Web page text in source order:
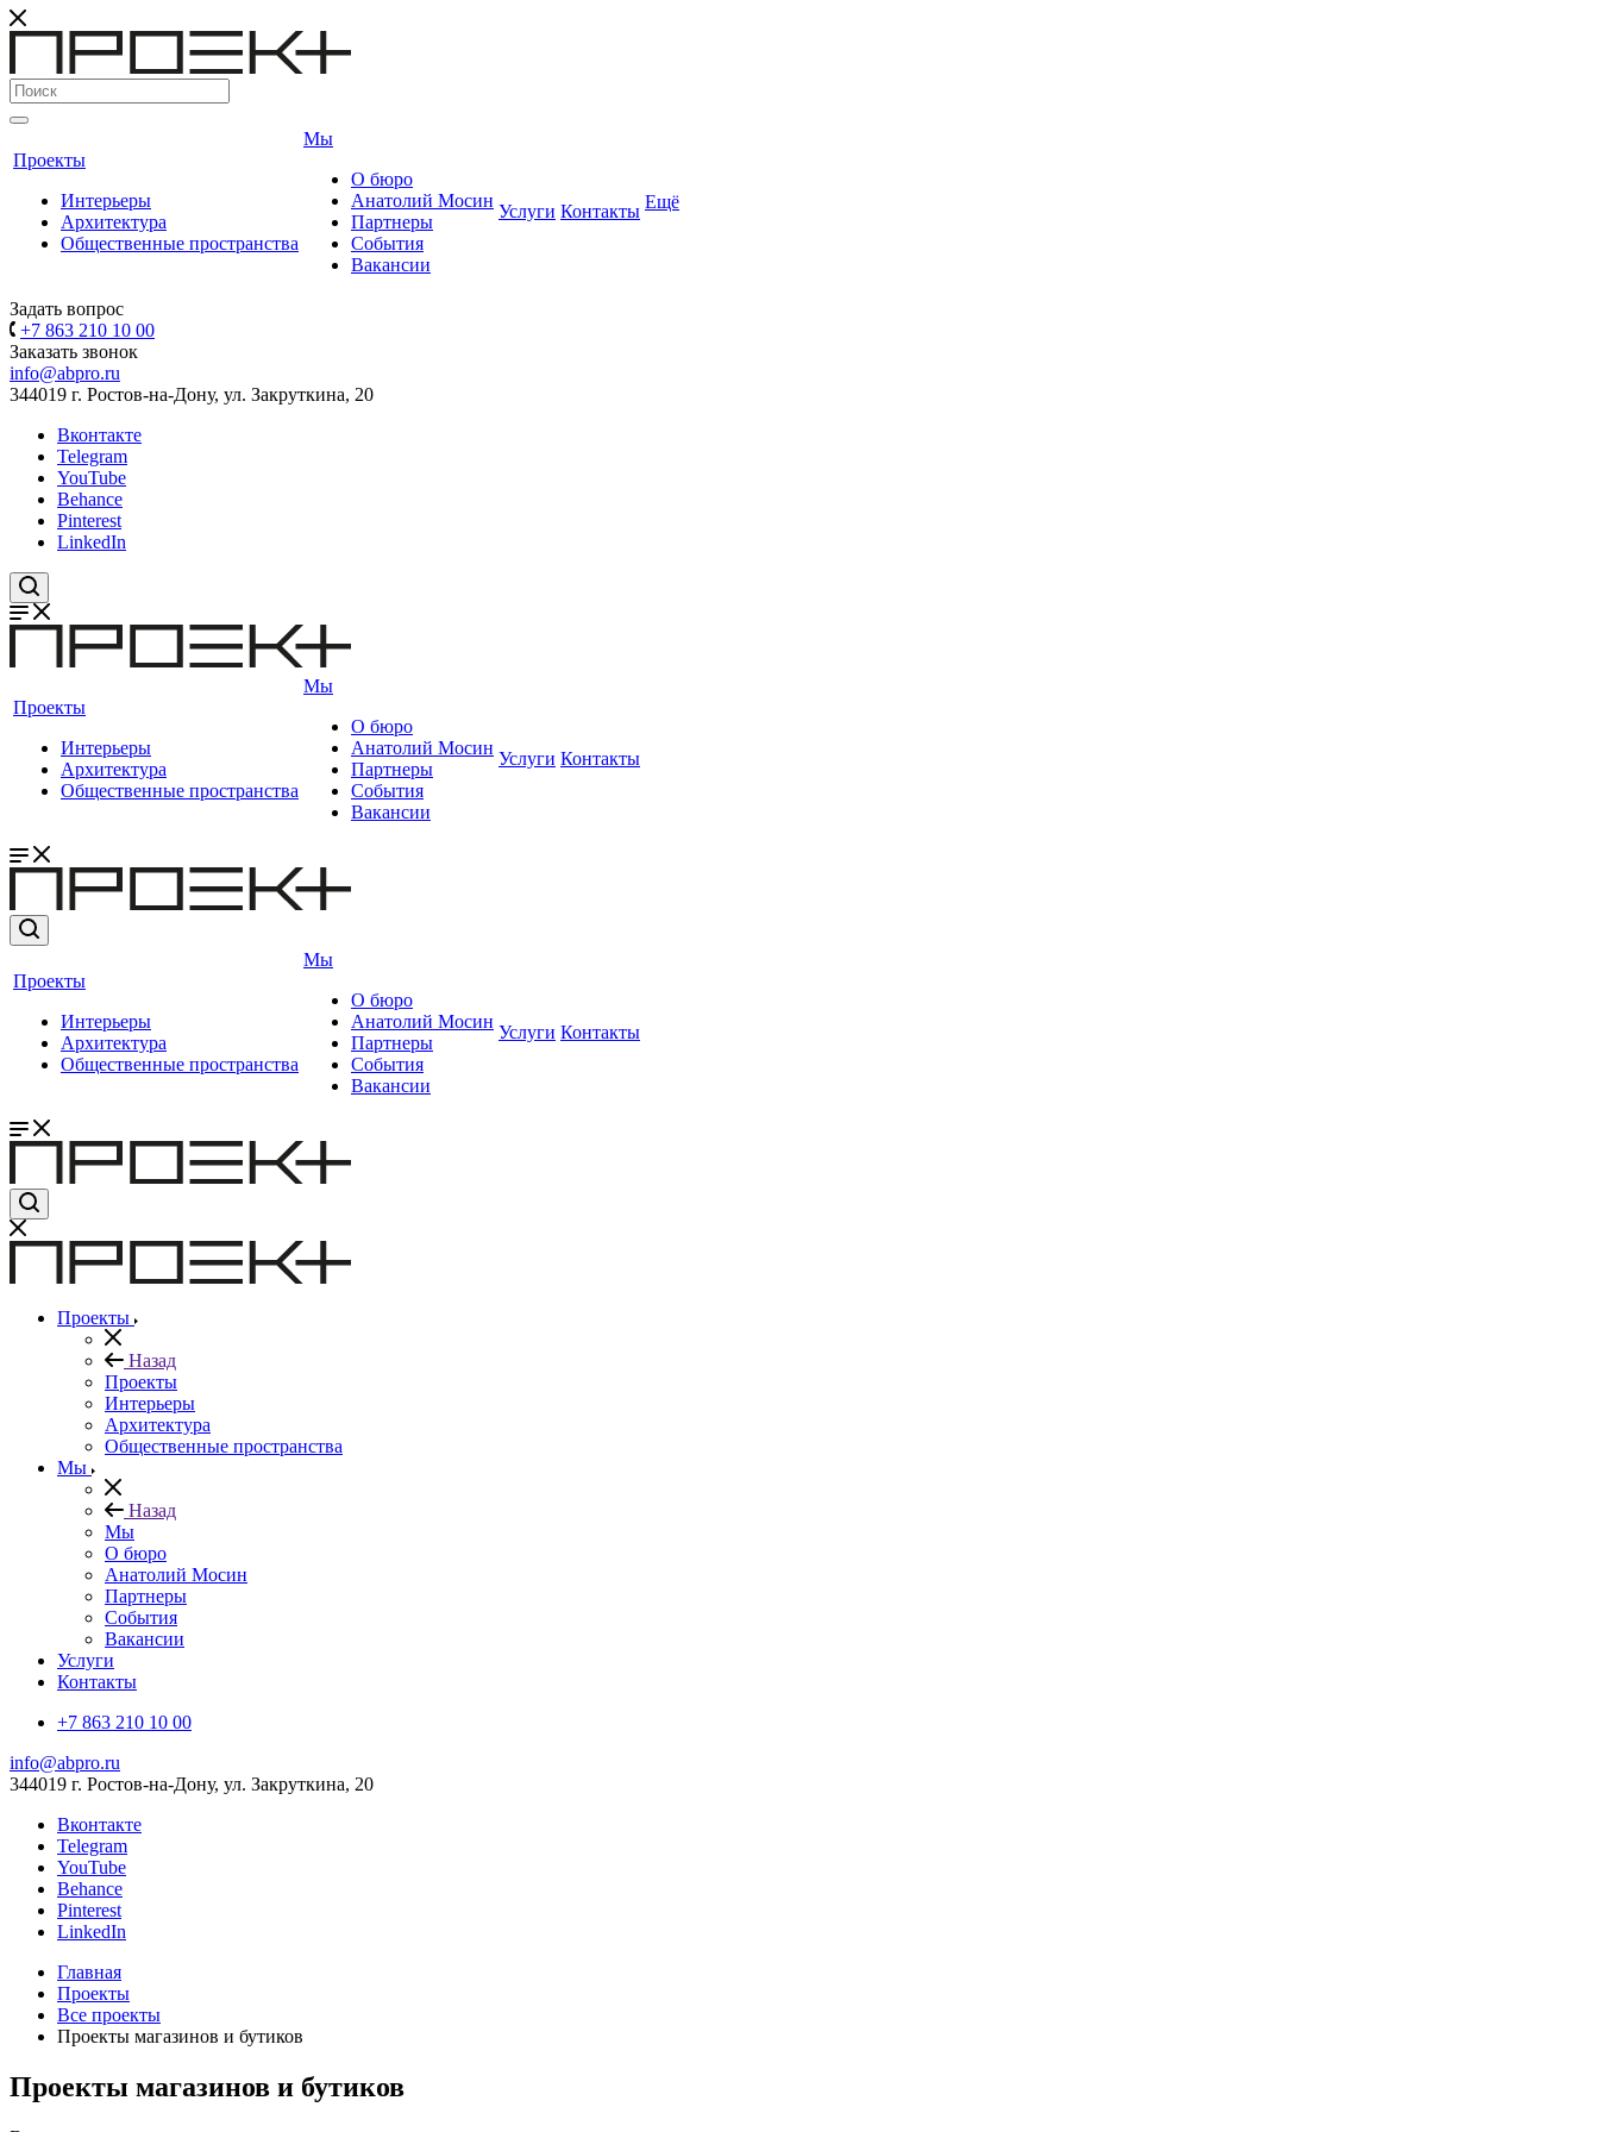
Проекты
Интерьеры
Архитектура
Общественные пространства
Мы
О бюро
Анатолий Мосин
Партнеры
События
Вакансии
Услуги Контакты Ещё
Задать вопрос
+7 863 210 10 00
Заказать звонок
info@abpro.ru
344019 г. Ростов-на-Дону, ул. Закруткина, 20
Вконтакте
Telegram
YouTube
Behance
Pinterest
LinkedIn
Проекты
Интерьеры
Архитектура
Общественные пространства
Мы
О бюро
Анатолий Мосин
Партнеры
События
Вакансии
Услуги Контакты
Проекты
Интерьеры
Архитектура
Общественные пространства
Мы
О бюро
Анатолий Мосин
Партнеры
События
Вакансии
Услуги Контакты
Проекты
Назад
Проекты
Интерьеры
Архитектура
Общественные пространства
Мы
Назад
Мы
О бюро
Анатолий Мосин
Партнеры
События
Вакансии
Услуги
Контакты
+7 863 210 10 00
info@abpro.ru
344019 г. Ростов-на-Дону, ул. Закруткина, 20
Вконтакте
Telegram
YouTube
Behance
Pinterest
LinkedIn
Главная
Проекты
Все проекты
Проекты магазинов и бутиков
Проекты магазинов и бутиков